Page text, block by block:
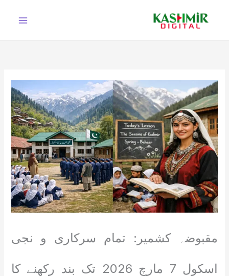
مقبوضہ کشمیر: تمام سرکاری و نجی
اسکول 7 مارچ 2026 تک بند رکھنے کا